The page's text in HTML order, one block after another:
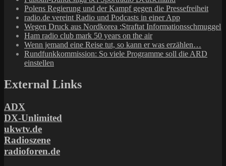
Polens Regierung und der Kampf gegen die Pressefreiheit
radio.de vereint Radio und Podcasts in einer App
Wegen Druck aus Nordkorea :Straftat Informationsschmuggel
Ham radio club mark 50 years on the air
Wenn jemand eine Reise tut, so kann er was erzählen…
Rundfunkkommission: So viele Programme soll die ARD
einstellen
External Links
ADX
DX-Unlimited
ukwtv.de
Radioszene
radioforen.de